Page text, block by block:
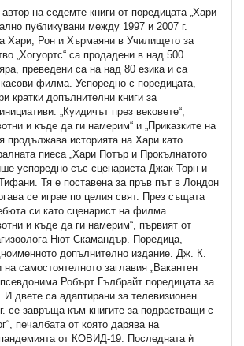
автор на седемте книги от поредицата „Хари
публикувани между 1997 и 2007 г.
Хари, Рон и Хърмаяни в Училището за
„Хогуортс“ са продадени в над 500
преведени са на над 80 езика и са
филма. Успоредно с поредицата,
кратки допълнителни книги за
„Куидичът през вековете“,
и къде да ги намерим“ и „Приказките на
продължава историята на Хари като
пиеса „Хари Потър и Прокълнатото
успоредно със сценариста Джак Торн и
Тя е поставена за пръв път в Лондон
се играе по целия свят. През същата
си като сценарист на филма
и къде да ги намерим“, първият от
Нют Скамандър. Поредица,
допълнително издание. Дж. К.
на самостоятелното заглавия „Вакантен
Робърт Гълбрайт поредицата за
И двете са адаптирани за телевизионен
се завръща към книгите за подрастващи с
печалбата от която дарява на
от КОВИД-19. Последната ѝ